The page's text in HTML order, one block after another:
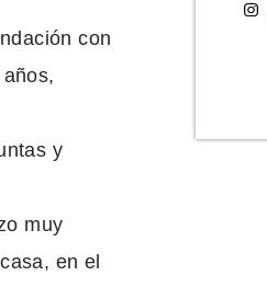
con
y
muy
en el